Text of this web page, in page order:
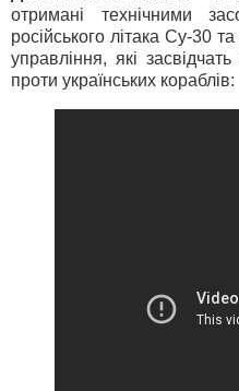
отримані технічними
російського літака Су-30
управління, які
проти українських кораблів: